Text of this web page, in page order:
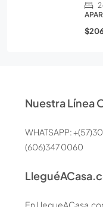
Nuestra Línea
WHATSAPP:
(606)347 0060
En